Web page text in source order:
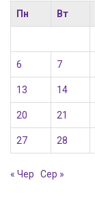
Пн
Вт
6 7
13 14
20 21
27 28
« Чер Сер »